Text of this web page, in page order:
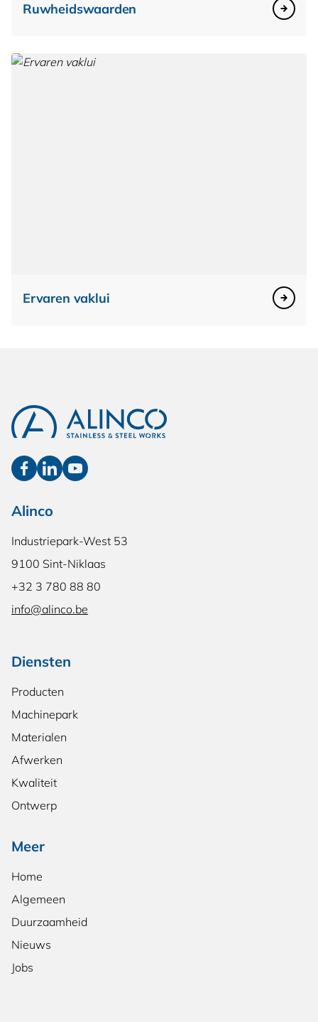
Ruwheidswaarden
Ervaren vaklui
Alinco
Industriepark-West 53
9100 Sint-Niklaas
+32 3 780 88 80
info@alinco.be
Diensten
Producten
Machinepark
Materialen
Afwerken
Kwaliteit
Ontwerp
Meer
Home
Algemeen
Duurzaamheid
Nieuws
Jobs